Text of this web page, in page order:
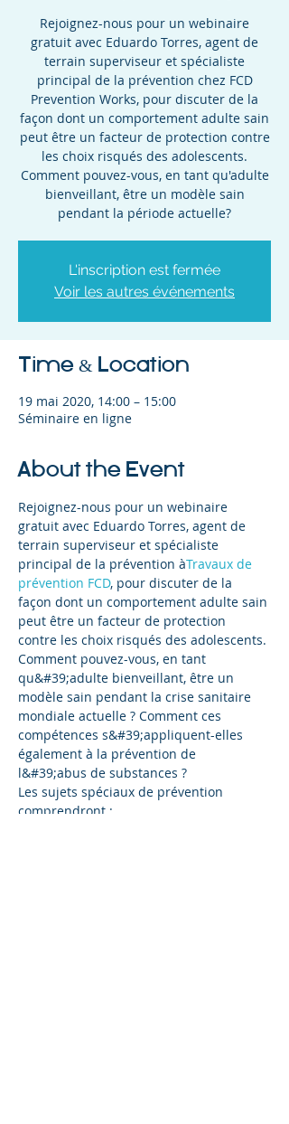
Rejoignez-nous pour un webinaire
gratuit avec Eduardo Torres, agent de
terrain superviseur et spécialiste
principal de la prévention chez FCD
Prevention Works, pour discuter de la
façon dont un comportement adulte sain
peut être un facteur de protection contre
les choix risqués des adolescents.
Comment pouvez-vous, en tant qu'adulte
bienveillant, être un modèle sain
pendant la période actuelle?
L'inscription est fermée
Voir les autres événements
Time & Location
19 mai 2020, 14:00 – 15:00
Séminaire en ligne
About the Event
Rejoignez-nous pour un webinaire
gratuit avec Eduardo Torres, agent de
terrain superviseur et spécialiste
principal de la prévention àTravaux de
prévention FCD, pour discuter de la
façon dont un comportement adulte sain
peut être un facteur de protection
contre les choix risqués des adolescents.
Comment pouvez-vous, en tant
qu&#39;adulte bienveillant, être un
modèle sain pendant la crise sanitaire
mondiale actuelle ? Comment ces
compétences s&#39;appliquent-elles
également à la prévention de
l&#39;abus de substances ?
Les sujets spéciaux de prévention
comprendront :